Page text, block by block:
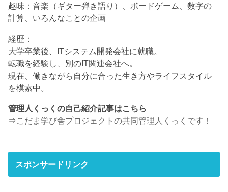
趣味：音楽（ギター弾き語り）、ボードゲーム、数字の
計算、いろんなことの企画
経歴：
大学卒業後、ITシステム開発会社に就職。
転職を経験し、別のIT関連会社へ。
現在、働きながら自分に合った生き方やライフスタイル
を模索中。
管理人くっくの自己紹介記事はこちら
⇒こだま学び舎プロジェクトの共同管理人くっくです！
スポンサードリンク